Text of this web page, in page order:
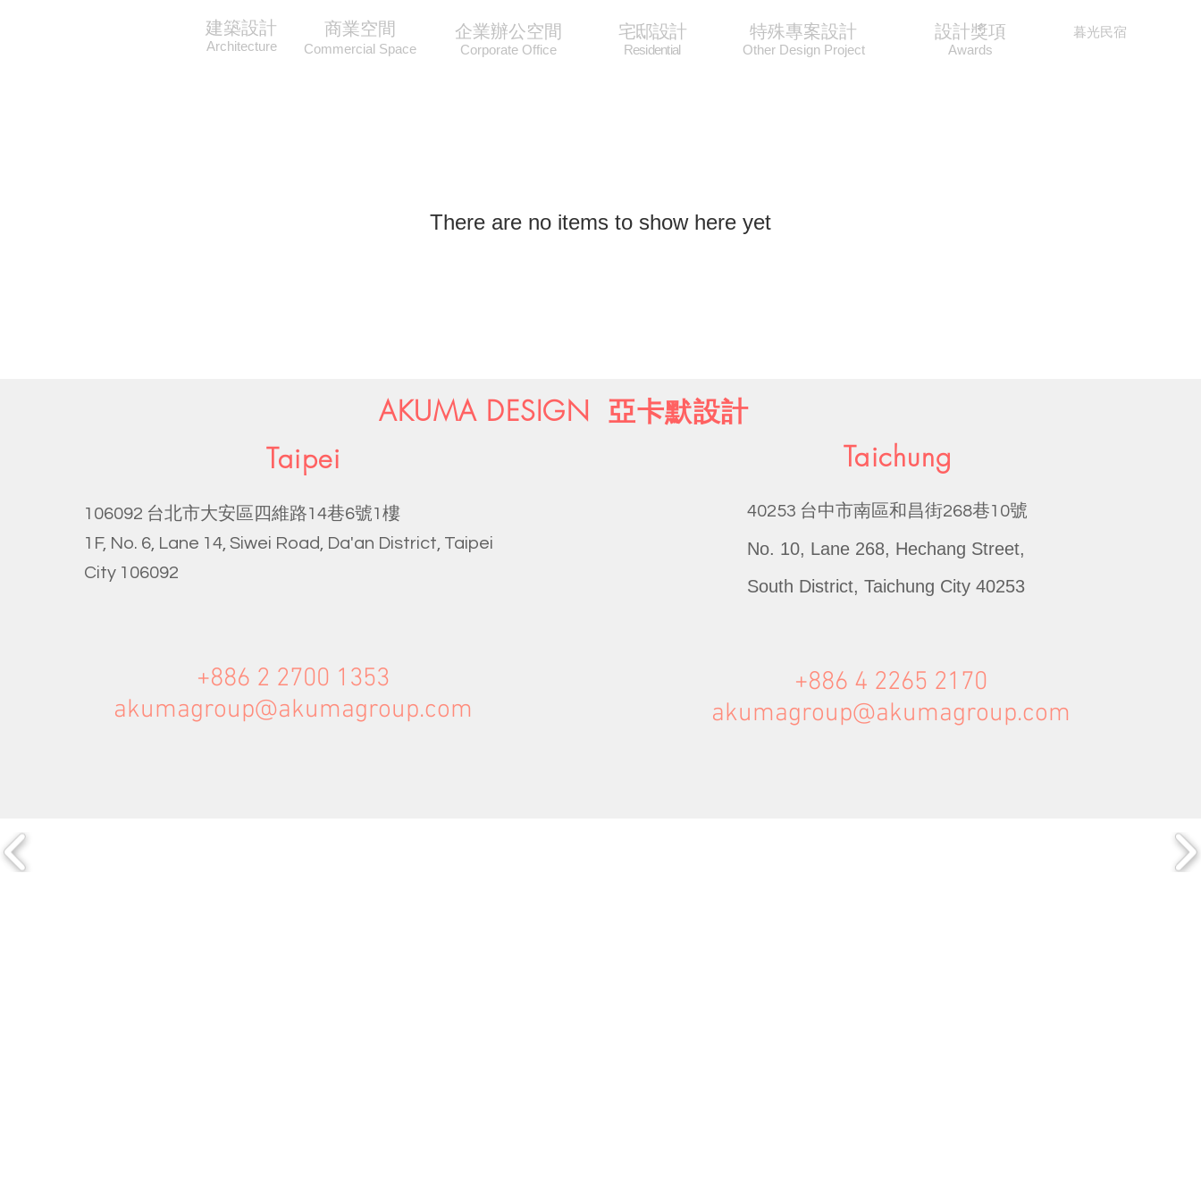
建築設計
Architecture
商業空間
Commercial Space
企業辦公空間
Corporate Office
宅邸設計
Residential
特殊專案設計
Other Design Project
​暮光民宿
設計獎項
Awards
There are no items to show here yet
Taipei
106092 台北市大安區四維路14巷6號1 樓
1F, No. 6, Lane 14, Siwei Road, Da'an District, Taipei
City 106092
+886 2 2700 1353
akumagroup@akumagroup.com
Taichung
40253 台中市南區和昌街268巷10號
No. 10, Lane 268, Hechang Street,
South District, Taichung City 40253
+886 4 2265 2170
akumagroup@akumagroup.com
AKUMA DESIGN 亞卡默設計